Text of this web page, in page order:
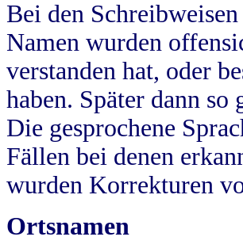
Bei den
Namen wurden
verstanden hat, oder
haben. Später dann
Die gesprochene
Fällen bei denen
wurden Korrekturen
Ortsnamen